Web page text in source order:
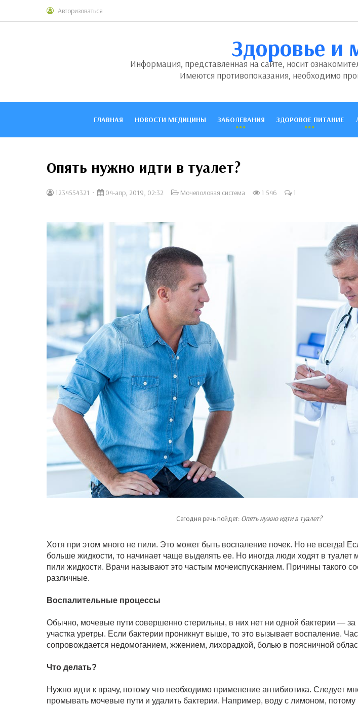
Авторизоваться
Здоровье и
Информация, представленная на сайте, носит
Имеются противопоказания, необходимо
ГЛАВНАЯ НОВОСТИ МЕДИЦИНЫ ЗАБОЛЕВАНИЯ ЗДОРОВОЕ ПИТАНИЕ
Опять нужно идти в туалет?
1234554321 04-апр, 2019, 02:32 Мочеполовая система 1 546 1
Сегодня речь пойдет: Опять нужно идти в туалет?
Хотя при этом много не пили. Это может быть воспаление почек. Но не всегда!
больше жидкости, то начинает чаще выделять ее. Но иногда люди ходят в туалет
пили жидкости. Врачи называют это частым мочеиспусканием. Причины такого
различные.
Воспалительные процессы
Обычно, мочевые пути совершенно стерильны, в них нет ни одной бактерии — за
участка уретры. Если бактерии проникнут выше, то это вызывает воспаление.
сопровождается недомоганием, жжением, лихорадкой, болью в поясничной
Что делать?
Нужно идти к врачу, потому что необходимо применение антибиотика. Следует
промывать мочевые пути и удалить бактерии. Например, воду с лимоном, потому